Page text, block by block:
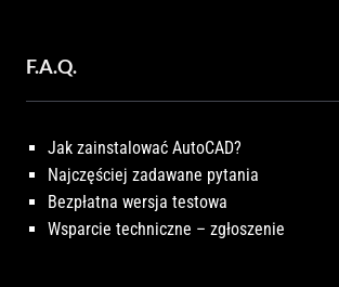
F.A.Q.
Jak zainstalować AutoCAD?
Najczęściej zadawane pytania
Bezpłatna wersja testowa
Wsparcie techniczne – zgłoszenie